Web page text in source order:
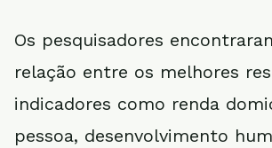
Os pesquisadores
relação entre os melhores
indicadores como renda
pessoa, desenvolvimento